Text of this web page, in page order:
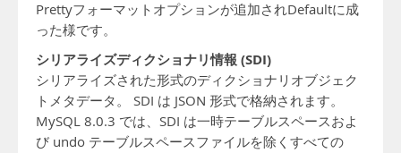
Prettyフォーマットオプションが追加されDefaultに成
った様です。
シリアライズディクショナリ情報 (SDI)
シリアライズされた形式のディクショナリオブジェク
トメタデータ。 SDI は JSON 形式で格納されます。
MySQL 8.0.3 では、SDI は一時テーブルスペースおよ
び undo テーブルスペースファイルを除くすべての